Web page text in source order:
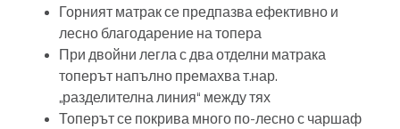
Горният матрак се предпазва ефективно и
лесно благодарение на топера
При двойни легла с два отделни матрака
топерът напълно премахва т.нар.
„разделителна линия“ между тях
Топерът се покрива много по-лесно с чаршаф